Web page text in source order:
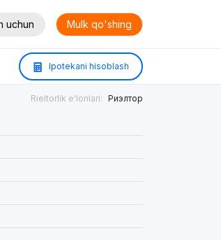
uchun Mulk qo'shing
Ipotekani hisoblash
Rieltorlik e'lonlari: Риэлтор